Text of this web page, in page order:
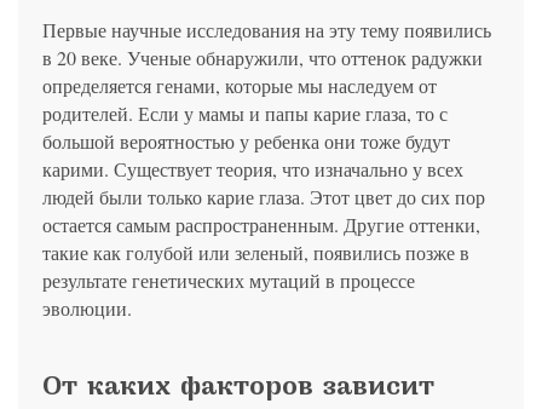
Первые научные исследования на эту тему появились
в 20 веке. Ученые обнаружили, что оттенок радужки
определяется генами, которые мы наследуем от
родителей. Если у мамы и папы карие глаза, то с
большой вероятностью у ребенка они тоже будут
карими. Существует теория, что изначально у всех
людей были только карие глаза. Этот цвет до сих пор
остается самым распространенным. Другие оттенки,
такие как голубой или зеленый, появились позже в
результате генетических мутаций в процессе
эволюции.
От каких факторов зависит
Яндекс Google 2GIS Zoon
Yell ПроДокторов
Я соглашаюсь на получение рассылки в соответствии с ФЗ от
13.03.2006 №38-ФЗ на условиях и для целей, определенных
политикой конфиденциальности
Записаться
Консультация и прием у профессора
Беликовой Е.И.
+7 991 098-78-29
политикой конфиденциальности
Отправить
13.03.2006 №38-ФЗ на условиях и для целей, определенных
политикой конфиденциальности
Нажимая на кнопку «Отправить», вы даете согласие
на обработкуперсональных данных
Я соглашаюсь на получение рассылки в соответствии с ФЗ от
13.03.2006 №38-ФЗ на условиях и для целей, определенных
политикой конфиденциальности
Отправить